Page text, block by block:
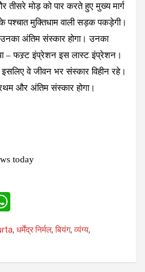
मोड़ को पार करते हुए मुख्य मार्ग
पश्चात मुक्तिधाम वाली सड़क पकड़ेगी।
अंतिम संस्कार होगा। उनका
– फस्र्ट इंप्रेशन इस लास्ट इंप्रेशन।
वे जीवन भर संस्कार विहीन रहे।
और अंतिम संस्कार होगा।
today
h
at
s
, धर्मेंद्र निर्मल, बियंग, व्‍यंग्‍य,